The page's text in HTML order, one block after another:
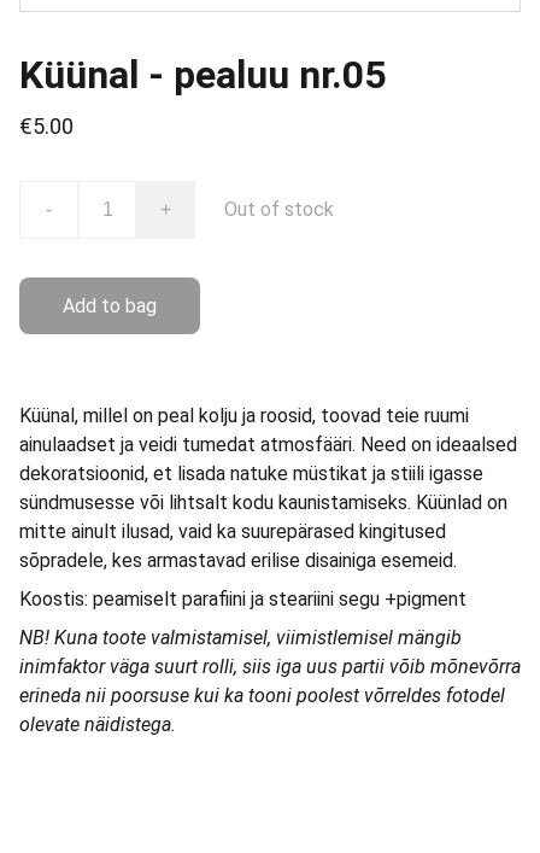
Küünal - pealuu nr.05
€5.00
- + Out of stock
Add to bag
Küünal, millel on peal kolju ja roosid, toovad teie ruumi
ainulaadset ja veidi tumedat atmosfääri. Need on ideaalsed
dekoratsioonid, et lisada natuke müstikat ja stiili igasse
sündmusesse või lihtsalt kodu kaunistamiseks. Küünlad on
mitte ainult ilusad, vaid ka suurepärased kingitused
sõpradele, kes armastavad erilise disainiga esemeid.
Koostis: peamiselt parafiini ja steariini segu +pigment
NB! Kuna toote valmistamisel, viimistlemisel mängib
inimfaktor väga suurt rolli, siis iga uus partii võib mõnevõrra
erineda nii poorsuse kui ka tooni poolest võrreldes fotodel
olevate näidistega.